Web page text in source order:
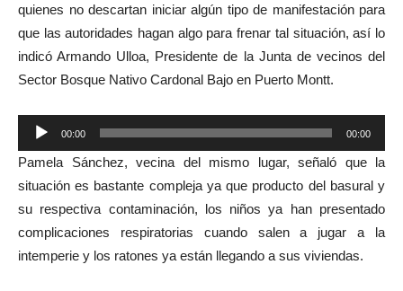
quienes no descartan iniciar algún tipo de manifestación para
que las autoridades hagan algo para frenar tal situación, así lo
indicó Armando Ulloa, Presidente de la Junta de vecinos del
Sector Bosque Nativo Cardonal Bajo en Puerto Montt.
Reproductor
de
audio
00:00 00:00
Pamela Sánchez, vecina del mismo lugar, señaló que la
situación es bastante compleja ya que producto del basural y
su respectiva contaminación, los niños ya han presentado
complicaciones respiratorias cuando salen a jugar a la
intemperie y los ratones ya están llegando a sus viviendas.